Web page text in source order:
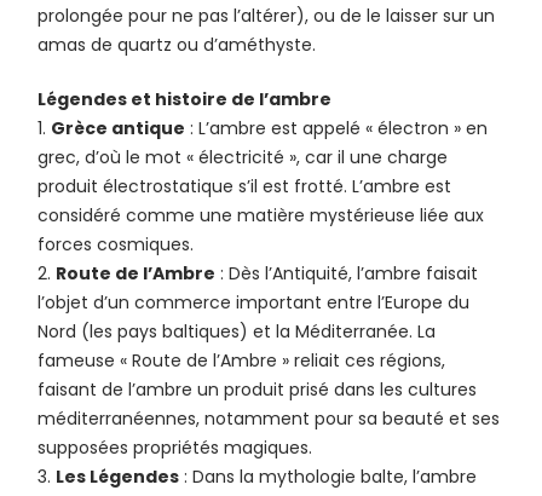
prolongée pour ne pas l’altérer), ou de le laisser sur un
amas de quartz ou d’améthyste.
Légendes et histoire de l’ambre
Grèce antique : L’ambre est appelé « électron » en
grec, d’où le mot « électricité », car il une charge
produit électrostatique s’il est frotté. L’ambre est
considéré comme une matière mystérieuse liée aux
forces cosmiques.
Route de l’Ambre : Dès l’Antiquité, l’ambre faisait
l’objet d’un commerce important entre l’Europe du
Nord (les pays baltiques) et la Méditerranée. La
fameuse « Route de l’Ambre » reliait ces régions,
faisant de l’ambre un produit prisé dans les cultures
méditerranéennes, notamment pour sa beauté et ses
supposées propriétés magiques.
Les Légendes : Dans la mythologie balte, l’ambre